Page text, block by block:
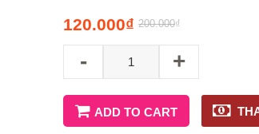
₫
200.000
₫
120.000
- +
ADD TO CART